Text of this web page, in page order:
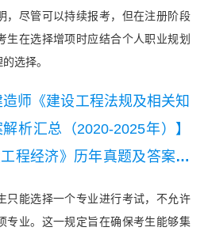
，尽管可以持续报考，但在注册阶段
生在选择增项时应结合个人职业规划
选择。
造师《建设工程法规及相关知
析汇总（2020-2025年）】
程经济》历年真题及答案解
只能选择一个专业进行考试，不允许
专业。这一规定旨在确保考生能够集